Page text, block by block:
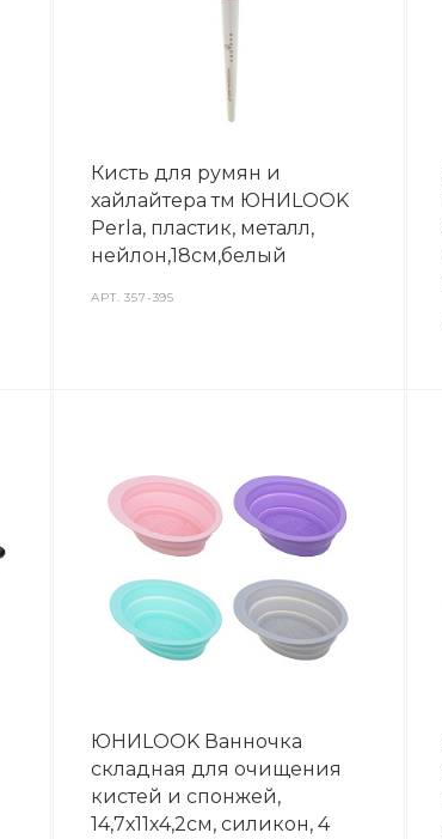
Кисть для румян и
хайлайтера тм ЮНИLOOK
Perla, пластик, металл,
нейлон,18см,белый
АРТ.357-395
ЮНИLOOK Ванночка
складная для очищения
кистей и спонжей,
14,7х11х4,2см, силикон, 4